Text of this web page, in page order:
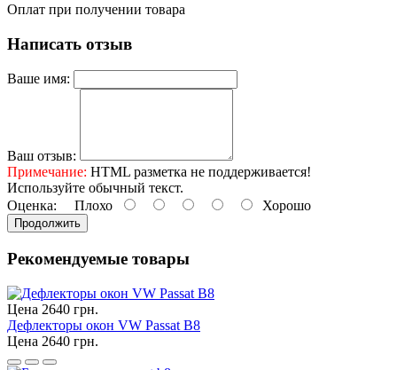
Оплат при получении товара
Написать отзыв
Ваше имя:
Ваш отзыв:
Примечание: HTML разметка не поддерживается!
Используйте обычный текст.
Оценка: Плохо Хорошо
Продолжить
Рекомендуемые товары
Цена 2640 грн.
Дефлекторы окон VW Passat B8
Цена 2640 грн.